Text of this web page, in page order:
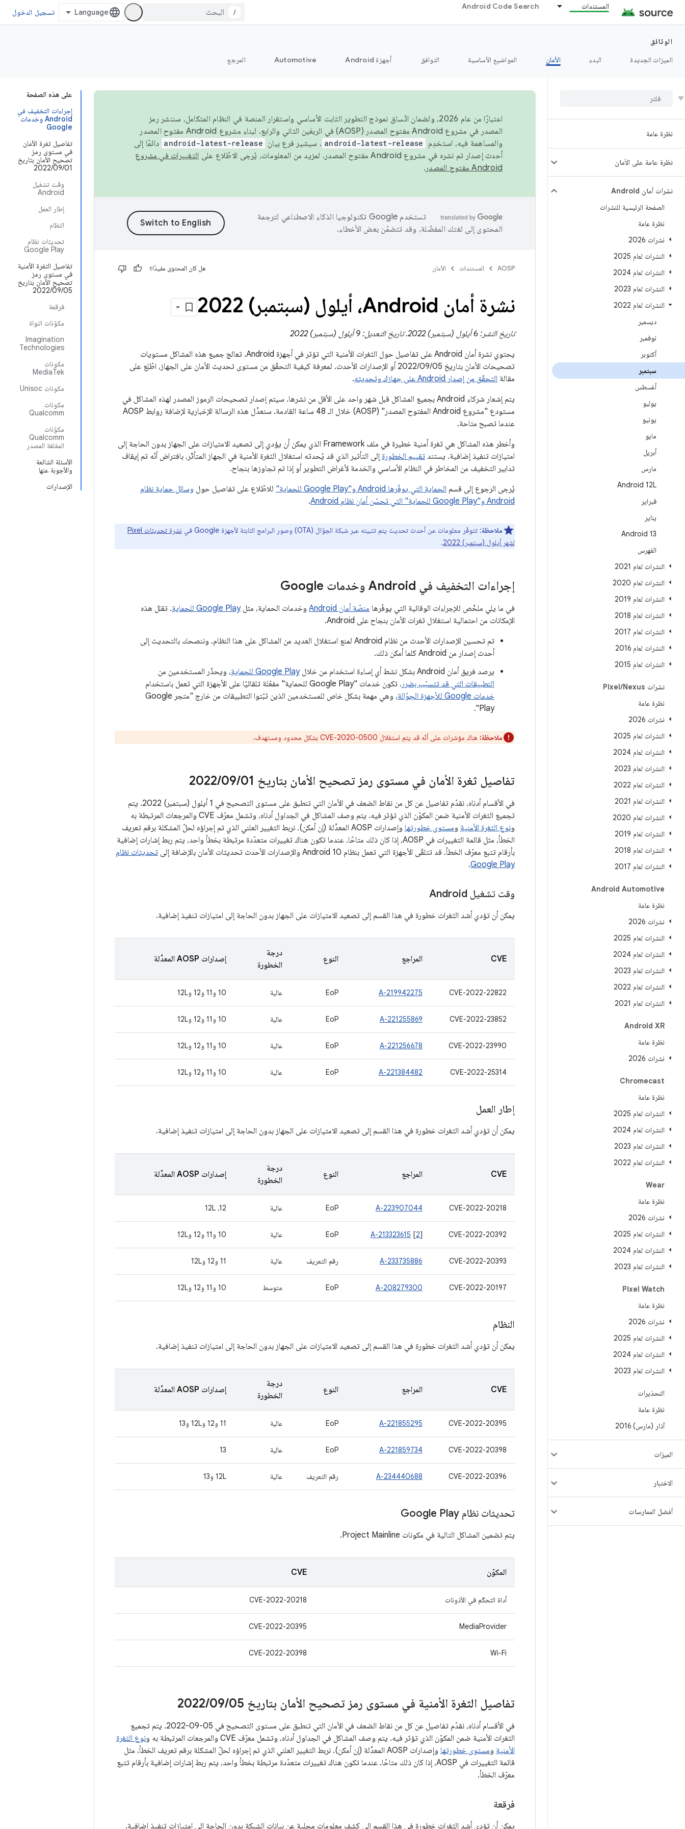
المستندات Android Code Search
/ تسجيل الدخول
الوثائق
الميزات الجديدة
البدء الأمان المواضيع الأساسية التوافق أجهزة Android Automotive المرجع
نظرة عامة
نظرة عامة على الأمان
نشرات أمان Android
الصفحة الرئيسية للنشرات
نظرة عامة
نشرات 2026
النشرات لعام 2025
النشرات لعام 2024
النشرات لعام 2023
النشرات لعام 2022
ديسمبر
نوفمبر
أكتوبر
سبتمبر
أغسطس
يوليو
يونيو
مايو
أبريل
مارس
Android 12L
فبراير
يناير
Android 13
الفهرس
النشرات لعام 2021
النشرات لعام 2020
النشرات لعام 2019
النشرات لعام 2018
النشرات لعام 2017
النشرات لعام 2016
النشرات لعام 2015
نشرات Pixel /Nexus
نظرة عامة
نشرات 2026
النشرات لعام 2025
النشرات لعام 2024
النشرات لعام 2023
النشرات لعام 2022
النشرات لعام 2021
النشرات لعام 2020
النشرات لعام 2019
النشرات لعام 2018
النشرات لعام 2017
Android Automotive
نظرة عامة
نشرات 2026
النشرات لعام 2025
النشرات لعام 2024
النشرات لعام 2023
النشرات لعام 2022
النشرات لعام 2021
Android XR
نظرة عامة
نشرات 2026
Chromecast
نظرة عامة
النشرات لعام 2025
النشرات لعام 2024
النشرات لعام 2023
النشرات لعام 2022
Wear
نظرة عامة
نشرات 2026
النشرات لعام 2025
النشرات لعام 2024
النشرات لعام 2023
Pixel Watch
نظرة عامة
نشرات 2026
النشرات لعام 2025
النشرات لعام 2024
النشرات لعام 2023
التحذيرات
نظرة عامة
آذار (مارس) 2016
الميزات
الاختبار
أفضل الممارسات
على هذه الصفحة
إجراءات التخفيف في
Android وخدمات
Google
تفاصيل ثغرة الأمان
في مستوى رمز
تصحيح الأمان بتاريخ
01‏/09‏/2022
وقت تشغيل
Android
إطار العمل
النظام
تحديثات نظام
Google Play
تفاصيل الثغرة الأمنية
في مستوى رمز
تصحيح الأمان بتاريخ
05‏/09‏/2022
فرقعة
مكوّنات النواة
Imagination
Technologies
مكونات
MediaTek
مكونات Unisoc
مكونات
Qualcomm
مكوّنات
Qualcomm
المغلقة المصدر
الأسئلة الشائعة
والأجوبة عنها
الإصدارات
اعتبارًا من عام 2026، ولضمان اتّساق نموذج التطوير الثابت الأساسي واستقرار المنصة في النظام المتكامل، سننشر رمز
المصدر في مشروع Android مفتوح المصدر (AOSP) في الربعَين الثاني والرابع. لبناء مشروع Android مفتوح المصدر
والمساهمة فيه، استخدِم
android-latest-release . سيشير فرع بيان android-latest-release دائمًا إلى
أحدث إصدار تم نشره في مشروع Android مفتوح المصدر. لمزيد من المعلومات، يُرجى الاطّلاع على
التغييرات في مشروع
Android مفتوح المصدر
.
تستخدم Google تكنولوجيا الذكاء الاصطناعي لترجمة
المحتوى إلى لغتك المفضّلة، وقد تتضمّن بعض الأخطاء.
AOSP المستندات الأمان هل كان المحتوى مفيدًا؟
نشرة أمان Android، أيلول (سبتمبر) 2022
تاريخ النشر: 6 أيلول (سبتمبر) 2022. تاريخ التعديل: 9 أيلول (سبتمبر) 2022
يحتوي نشرة أمان Android على تفاصيل حول الثغرات الأمنية التي تؤثر في أجهزة Android. تعالج جميع هذه المشاكل مستويات
تصحيحات الأمان بتاريخ 05‏/09‏/2022 أو الإصدارات الأحدث. لمعرفة كيفية التحقّق من مستوى تحديث الأمان على الجهاز، اطّلِع على
مقالة التحقّق من إصدار Android على جهازك وتحديثه
.
يتم إشعار شركاء Android بجميع المشاكل قبل شهر واحد على الأقل من نشرها. سيتم إصدار تصحيحات الرموز المصدر لهذه المشاكل في
مستودع "مشروع Android المفتوح المصدر" (AOSP) خلال الـ 48 ساعة القادمة. سنعدِّل هذه الرسالة الإخبارية لإضافة روابط AOSP
عندما تصبح متاحة.
وأخطر هذه المشاكل هي ثغرة أمنية خطيرة في ملف Framework الذي يمكن أن يؤدي إلى تصعيد الامتيازات على الجهاز بدون الحاجة إلى
امتيازات تنفيذ إضافية. يستند تقييم الخطورة إلى التأثير الذي قد يُحدثه استغلال الثغرة الأمنية في الجهاز المتأثّر، بافتراض أنّه تم إيقاف
تدابير التخفيف من المخاطر في النظام الأساسي والخدمة لأغراض التطوير أو إذا تم تجاوزها بنجاح.
يُرجى الرجوع إلى قسم الحماية التي يوفّرها Android و"Google Play للحماية" للاطّلاع على تفاصيل حول وسائل حماية نظام
Android و"Google Play للحماية" التي تحسّن أمان نظام Android
.
ملاحظة: تتوفّر معلومات عن أحدث تحديث يتم تثبيته عبر شبكة الجوّال (OTA) وصور البرامج الثابتة لأجهزة Google في
نشرة تحديثات Pixel
لشهر أيلول (سبتمبر) 2022
.
إجراءات التخفيف في Android وخدمات Google
في ما يلي ملخّص للإجراءات الوقائية التي يوفّرها منصّة أمان Android وخدمات الحماية، مثلGoogle Play للحماية
. تقلل هذه
الإمكانات من احتمالية استغلال ثغرات الأمان بنجاح على Android.
تم تحسين الإصدارات الأحدث من نظام Android لمنع استغلال العديد من المشاكل على هذا النظام. وننصحك بالتحديث إلى
أحدث إصدار من Android كلما أمكن ذلك.
يرصد فريق أمان Android بشكل نشط أي إساءة استخدام من خلال
Google Play للحماية
، ويحذّر المستخدمين من
التطبيقات التي قد تتسبّب بضرر . تكون خدمات "Google Play للحماية" مفعّلة تلقائيًا على الأجهزة التي تعمل باستخدام
خدمات Google للأجهزة الجوّالة
، وهي مهمة بشكل خاص للمستخدمين الذين ثبّتوا التطبيقات من خارج "متجر Google
Play".
ملاحظة: هناك مؤشرات على أنّه قد يتم استغلال CVE-2020-0500 بشكل محدود ومستهدف.
تفاصيل ثغرة الأمان في مستوى رمز تصحيح الأمان بتاريخ 01‏ /
09‏
/
2022
في الأقسام أدناه، نقدّم تفاصيل عن كل من نقاط الضعف في الأمان التي تنطبق على مستوى التصحيح في 1 أيلول (سبتمبر) 2022. يتم
تجميع الثغرات الأمنية ضمن المكوّن الذي تؤثر فيه. يتم وصف المشاكل في الجداول أدناه، وتشمل معرّف CVE والمرجعات المرتبطة به
ونوع الثغرة الأمنية ومستوى خطورتها
وإصدارات AOSP المعدَّلة (إن أمكن). نربط التغيير العلني الذي تم إجراؤه لحلّ المشكلة برقم تعريف
الخطأ، مثل قائمة التغييرات في AOSP، إذا كان ذلك متاحًا. عندما تكون هناك تغييرات متعدّدة مرتبطة بخطأ واحد، يتم ربط إشارات إضافية
بأرقام تتبع معرّف الخطأ. قد تتلقّى الأجهزة التي تعمل بنظام Android 10 والإصدارات الأحدث تحديثات الأمان بالإضافة إلى
تحديثات نظام
Google Play
.
وقت تشغيل Android
يمكن أن تؤدي أشد الثغرات خطورة في هذا القسم إلى تصعيد الامتيازات على الجهاز بدون الحاجة إلى امتيازات تنفيذ إضافية.
CVE المراجع النوع
درجة
الخطورة
إصدارات AOSP المعدَّلة
CVE-2022-22822
A-219942275
EoP عالية 10 و11 و12 و12L
CVE-2022-23852
A-221255869
EoP عالية 10 و11 و12 و12L
CVE-2022-23990
A-221256678
EoP عالية 10 و11 و12 و12L
CVE-2022-25314
A-221384482
EoP عالية 10 و11 و12 و12L
إطار العمل
يمكن أن تؤدي أشد الثغرات خطورة في هذا القسم إلى تصعيد الامتيازات على الجهاز بدون الحاجة إلى امتيازات تنفيذ إضافية.
CVE المراجع النوع
درجة
الخطورة
إصدارات AOSP المعدَّلة
CVE-2022-20218
A-223907044
EoP عالية ‫12، 12L
CVE-2022-20392
A-213323615 [2]
EoP عالية 10 و11 و12 و12L
CVE-2022-20393
A-233735886 رقم التعريف عالية 11 و12 و12L
CVE-2022-20197
A-208279300
EoP متوسط 10 و11 و12 و12L
النظام
يمكن أن تؤدي أشد الثغرات خطورة في هذا القسم إلى تصعيد الامتيازات على الجهاز بدون الحاجة إلى امتيازات تنفيذ إضافية.
CVE المراجع النوع
درجة
الخطورة
إصدارات AOSP المعدَّلة
CVE-2022-20395
A-221855295
EoP عالية 11 و12 و12L و13
CVE-2022-20398
A-221859734
EoP عالية 13
CVE-2022-20396
A-234440688 رقم التعريف عالية ‫12L و13
تحديثات نظام Google Play
يتم تضمين المشاكل التالية في مكونات Project Mainline.
المكوّن CVE
أداة التحكّم في الأذونات CVE-2022-20218
MediaProvider
CVE-2022-20395
Wi-Fi
CVE-2022-20398
تفاصيل الثغرة الأمنية في مستوى رمز تصحيح الأمان بتاريخ 05‏ /
09‏
/
2022
في الأقسام أدناه، نقدّم تفاصيل عن كل من نقاط الضعف في الأمان التي تنطبق على مستوى التصحيح في 05‏-09‏-2022. يتم تجميع
الثغرات الأمنية ضمن المكوّن الذي تؤثر فيه. يتم وصف المشاكل في الجداول أدناه، وتشمل معرّف CVE والمرجعات المرتبطة به و
نوع الثغرة
الأمنية ومستوى خطورتها
وإصدارات AOSP المعدَّلة (إن أمكن). نربط التغيير العلني الذي تم إجراؤه لحلّ المشكلة برقم تعريف الخطأ، مثل
قائمة التغييرات في AOSP، إذا كان ذلك متاحًا. عندما تكون هناك تغييرات متعدّدة مرتبطة بخطأ واحد، يتم ربط إشارات إضافية بأرقام تتبع
معرّف الخطأ.
فرقعة
يمكن أن تؤدي أشد الثغرات خطورة في هذا القسم إلى كشف معلومات محلية عن بيانات الشبكة بدون الحاجة إلى امتيازات تنفيذ إضافية.